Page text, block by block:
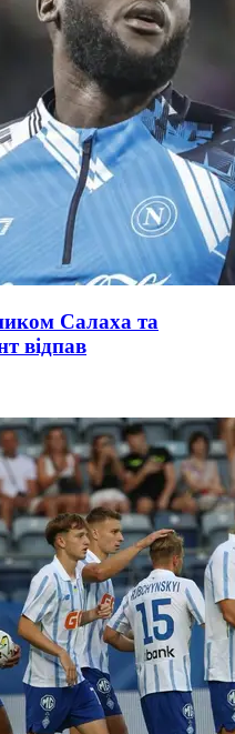
Салаха та
відпав